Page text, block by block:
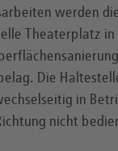
werden
Theaterplatz in
Die
in
nicht